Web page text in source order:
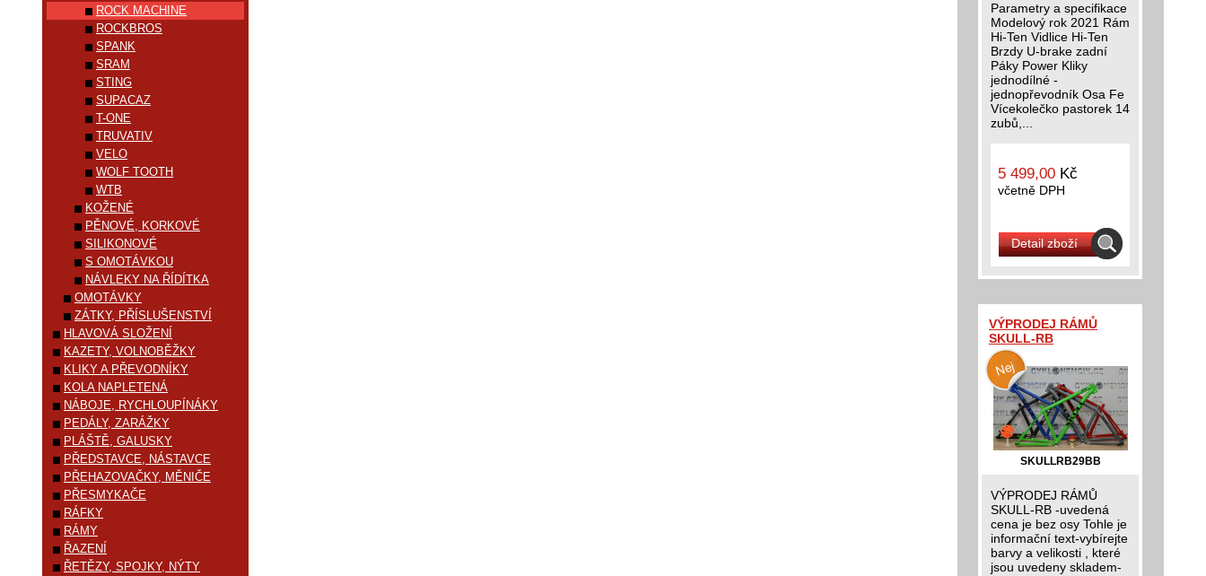
Parametry a specifikace
Modelový rok 2021 Rám
Hi-Ten Vidlice Hi-Ten
Brzdy U-brake zadní
Páky Power Kliky
jednodílné -
jednopřevodník Osa Fe
Vícekolečko pastorek 14
zubů,...
5 499,00 Kč
včetně DPH
Detail zboží
VÝPRODEJ RÁMŮ
SKULL-RB
SKULLRB29BB
VÝPRODEJ RÁMŮ
SKULL-RB -uvedená
cena je bez osy Tohle je
informační text-vybírejte
barvy a velikosti , které
jsou uvedeny skladem-
ROCK MACHINE
ROCKBROS
SPANK
SRAM
STING
SUPACAZ
T-ONE
TRUVATIV
VELO
WOLF TOOTH
WTB
KOŽENÉ
PĚNOVÉ, KORKOVÉ
SILIKONOVÉ
S OMOTÁVKOU
NÁVLEKY NA ŘÍDÍTKA
OMOTÁVKY
ZÁTKY, PŘÍSLUŠENSTVÍ
HLAVOVÁ SLOŽENÍ
KAZETY, VOLNOBĚŽKY
KLIKY A PŘEVODNÍKY
KOLA NAPLETENÁ
NÁBOJE, RYCHLOUPÍNÁKY
PEDÁLY, ZARÁŽKY
PLÁŠTĚ, GALUSKY
PŘEDSTAVCE, NÁSTAVCE
PŘEHAZOVAČKY, MĚNIČE
PŘESMYKAČE
RÁFKY
RÁMY
ŘAZENÍ
ŘETĚZY, SPOJKY, NÝTY